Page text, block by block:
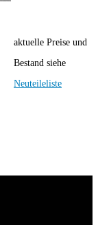
aktuelle Preise und
Bestand siehe
Neuteileliste